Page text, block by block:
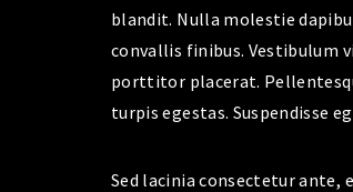
blandit. Nulla molestie
convallis finibus. Vestibulum
porttitor placerat.
turpis egestas. Suspendisse
Sed lacinia consectetur ante,